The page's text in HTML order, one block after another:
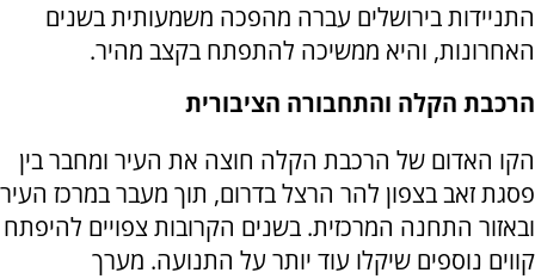
התניידות בירושלים עברה מהפכה משמעותית בשנים
האחרונות, והיא ממשיכה להתפתח בקצב מהיר.
הרכבת הקלה והתחבורה הציבורית
הקו האדום של הרכבת הקלה חוצה את העיר ומחבר בין
פסגת זאב בצפון להר הרצל בדרום, תוך מעבר במרכז העיר
ובאזור התחנה המרכזית. בשנים הקרובות צפויים להיפתח
קווים נוספים שיקלו עוד יותר על התנועה. מערך